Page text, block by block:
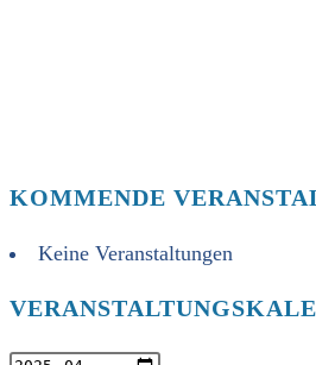
KOMMENDE
Keine Veranstaltungen